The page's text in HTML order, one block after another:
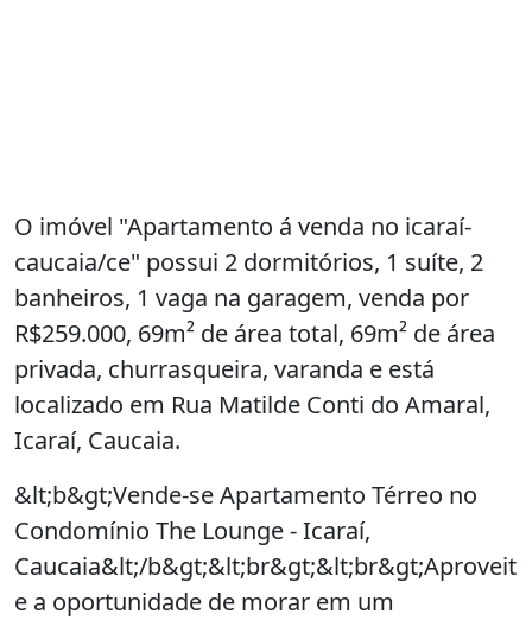
O imóvel "Apartamento á venda no icaraí-
caucaia/ce" possui 2 dormitórios, 1 suíte, 2
banheiros, 1 vaga na garagem, venda por
R$259.000, 69m² de área total, 69m² de área
privada, churrasqueira, varanda e está
localizado em Rua Matilde Conti do Amaral,
Icaraí, Caucaia.
&lt;b&gt;Vende-se Apartamento Térreo no
Condomínio The Lounge - Icaraí,
Caucaia&lt;/b&gt;&lt;br&gt;&lt;br&gt;Aproveit
e a oportunidade de morar em um